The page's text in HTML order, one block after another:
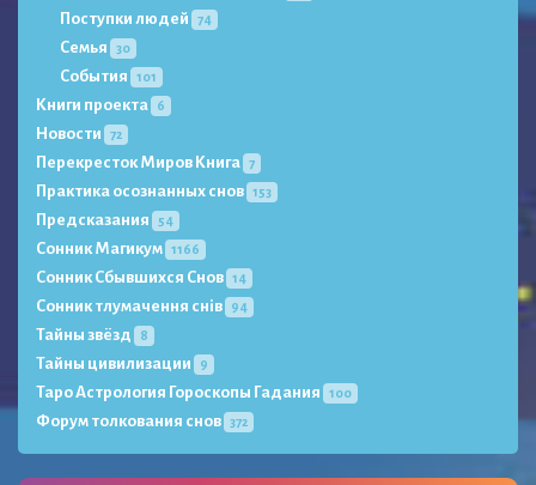
Поступки людей 74
Семья 30
События 101
Книги проекта 6
Новости 72
Перекресток Миров Книга 7
Практика осознанных снов 153
Предсказания 54
Сонник Магикум 1166
Сонник Сбывшихся Снов 14
Сонник тлумачення снів 94
Тайны звёзд 8
Тайны цивилизации 9
Таро Астрология Гороскопы Гадания 100
Форум толкования снов 372